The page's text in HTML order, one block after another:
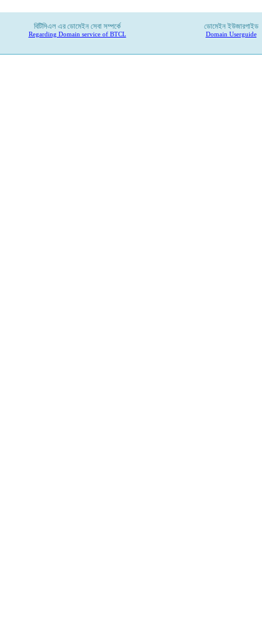
বিটিসিএল এর ডোমেইন সেবা সম্পর্কে
Regarding Domain service of BTCL
ডোমেইন ইউজারগাইড
Domain Userguide